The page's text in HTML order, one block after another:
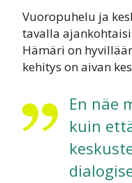
Vuoropuhelu ja
tavalla
Hämäri on
kehitys on aivan
En näe
kuin